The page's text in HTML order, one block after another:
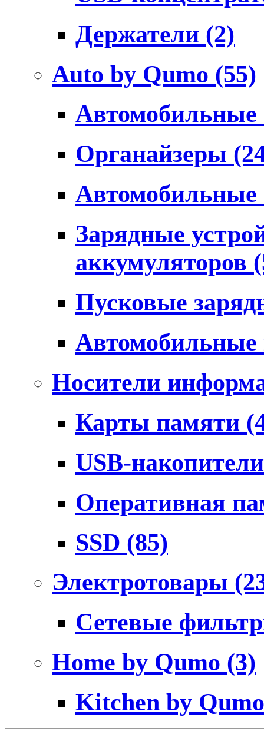
Держатели (2)
Auto by Qumo (55)
Органайзеры
Зарядные
аккумуляторов
Пусковые
Носители
Карты памяти
USB-
Оперативная
SSD (85)
Электротовары
Сетевые
Home by Qumo (3)
Kitchen by